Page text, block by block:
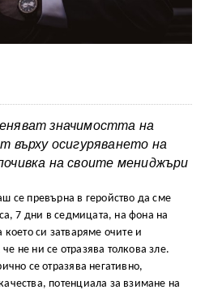
значимостта на
върху осигуряването на
на своите мениджъри
се превърна в геройство да сме
7 дни в седмицата, на фона на
си затваряме очите и
не ни се отразява толкова зле.
се отразява негативно,
потенциала за взимане на